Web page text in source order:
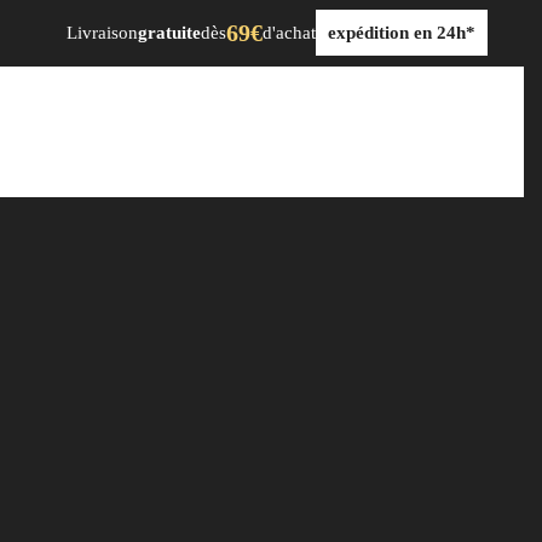
Livraisongratuitedès69€d'achat expédition en 24h*